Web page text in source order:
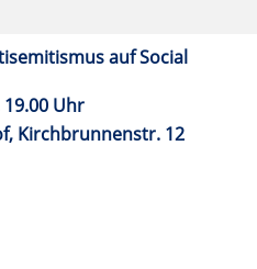
auf Social
19.00 Uhr
Kirchbrunnenstr. 12